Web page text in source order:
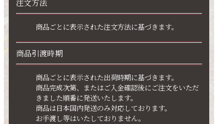
注文方法
商品ごとに表示された注文方法に基づきます。
商品引渡時期
商品ごとに表示された出荷時期に基づきます。
商品完成次第、またはご入金確認後にご注文をいただ
きました順番に発送いたします。
商品は日本国内発送のみ対応しております。
お手渡し等はいたしておりません。